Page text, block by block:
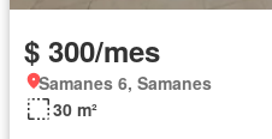
$ 300/mes
Samanes 6, Samanes
30 m²